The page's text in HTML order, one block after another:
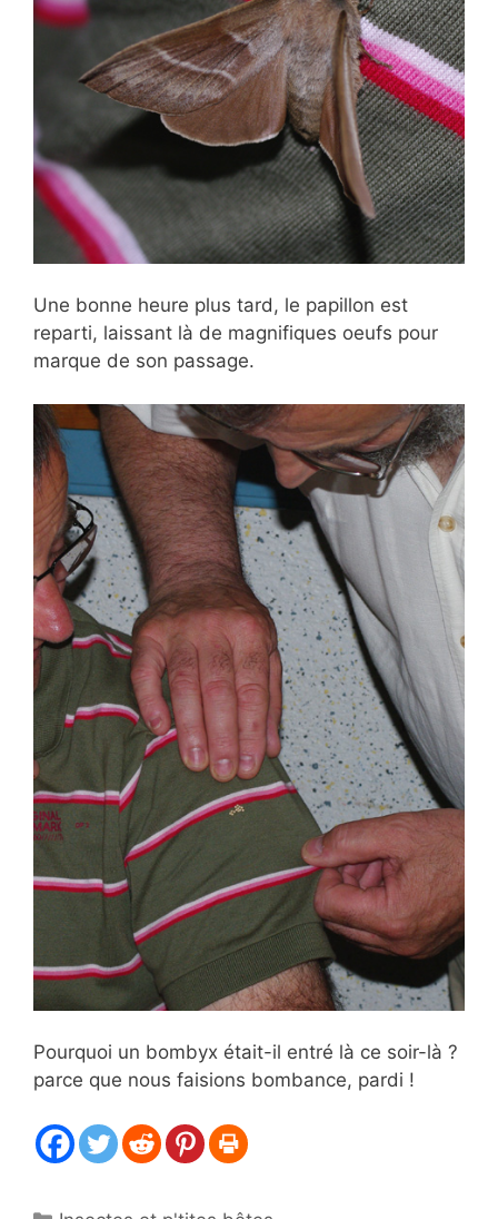
Une bonne heure plus tard, le papillon est
reparti, laissant là de magnifiques oeufs pour
marque de son passage.
Pourquoi un bombyx était-il entré là ce soir-là ?
parce que nous faisions bombance, pardi !